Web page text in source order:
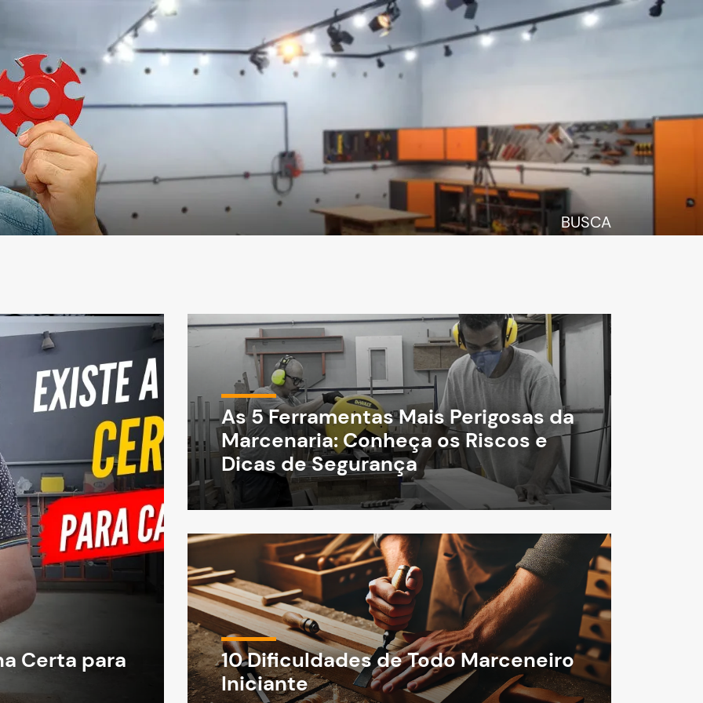
BUSCA
Certa para
As 5 Ferramentas Mais Perigosas da
Marcenaria: Conheça os Riscos e
Dicas de Segurança
10 Dificuldades de Todo Marceneiro
Iniciante